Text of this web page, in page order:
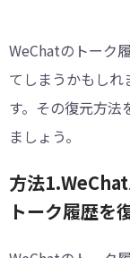
WeChatのトーク
てしまうかもし
す。その復元方法
ましょう。
方法
トーク履歴を